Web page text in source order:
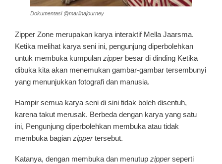
Dokumentasi @marlinajourney
Zipper Zone merupakan karya interaktif Mella Jaarsma.
Ketika melihat karya seni ini, pengunjung diperbolehkan
untuk membuka kumpulan zipperbesar di dinding Ketika
dibuka kita akan menemukan gambar-gambar tersembunyi
yang menunjukkan fotografi dan manusia.
Hampir semua karya seni di sini tidak boleh disentuh,
karena takut merusak. Berbeda dengan karya yang satu
ini, Pengunjung diperbolehkan membuka atau tidak
membuka bagian zippertersebut.
Katanya, dengan membuka dan menutup zipperseperti